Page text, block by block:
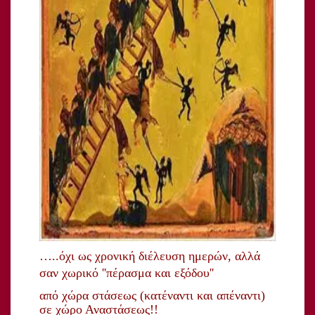
…..όχι ως χρονική διέλευση ημερών, αλλά
σαν χωρικό ''πέρασμα και εξόδου''
από χώρα στάσεως (κατέναντι και απέναντι)
σε χώρο Αναστάσεως!!